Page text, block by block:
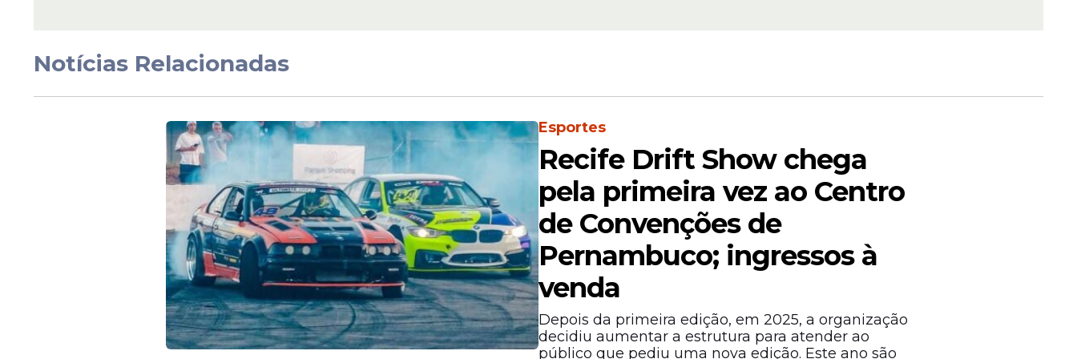
Preço e disponibilidade no mercado
A nova Honda Transalp XL 750 chega às concessionárias brasileiras com um posicionamento
estratégico para enfrentar a concorrência. De acordo com o portal Estadão Mobilidade, o preço
sugerido do modelo é de R$ 65.545, valor que a coloca em uma disputa direta no segmento.
Segundo o levantamento, a Suzuki V-Strom 800DE é comercializada por R$ 67.500, enquanto a
Tiger 900 GT tem preço inicial de R$ 69.590 e a BMWF 850 GS parte de R$ 74.500.
Conforme anunciado pela Honda, o modelo nacional oferece três anos de garantia e assistência
24 horas em países do Mercosul, buscando atrair o consumidor pela confiabilidade da rede.
Notícias Relacionadas
Esportes
Recife Drift Show chega
pela primeira vez ao Centro
de Convenções de
Pernambuco; ingressos à
venda
Depois da primeira edição, em 2025, a organização
decidiu aumentar a estrutura para atender ao
público que pediu uma nova edição. Este ano são